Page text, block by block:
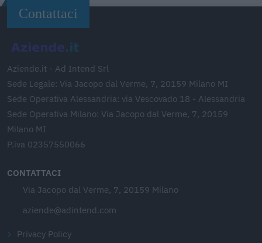
Contattaci
Aziende.it - Ad Intend Srl
Sede Legale: Via Jacopo dal Verme, 7, 20159 Milano MI
Sede Operativa Alessandria: via Vescovado 18 - Alessandria
Sede Operativa Milano: Via Jacopo dal Verme, 7, 20159
Milano MI
P.iva 02357550066
CONTATTACI
Via Jacopo dal Verme, 7, 20159 Milano
aziende@adintend.com
Privacy Policy